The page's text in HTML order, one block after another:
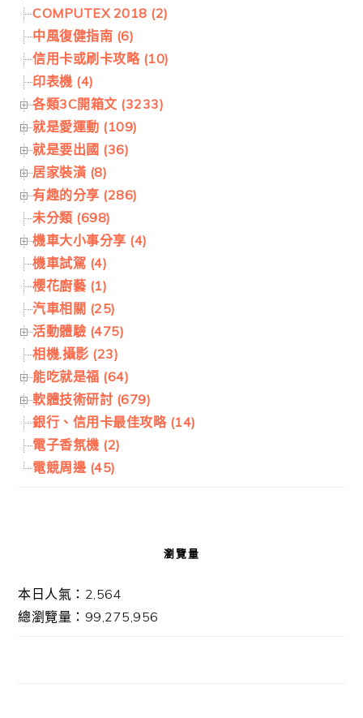
COMPUTEX 2018 (2)
中風復健指南 (6)
信用卡或刷卡攻略 (10)
印表機 (4)
各類3C開箱文 (3233)
就是愛運動 (109)
就是要出國 (36)
居家裝潢 (8)
有趣的分享 (286)
未分類 (698)
機車大小事分享 (4)
機車試駕 (4)
櫻花廚藝 (1)
汽車相關 (25)
活動體驗 (475)
相機.攝影 (23)
能吃就是福 (64)
軟體技術研討 (679)
銀行、信用卡最佳攻略 (14)
電子香氛機 (2)
電競周邊 (45)
瀏覽量
本日人氣：2,564
總瀏覽量：99,275,956